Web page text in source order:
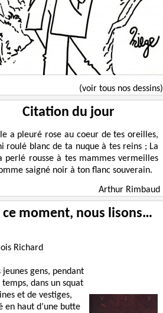
(voir tous nos dessins)
Citation du jour
a pleuré rose au coeur de tes oreilles,
roulé blanc de ta nuque à tes reins ; La
perlé rousse à tes mammes vermeilles
saigné noir à ton flanc souverain.
Arthur Rimbaud
ce moment, nous lisons…
Richard
jeunes gens, pendant
dans un squat
et de vestiges,
en haut d’une butte